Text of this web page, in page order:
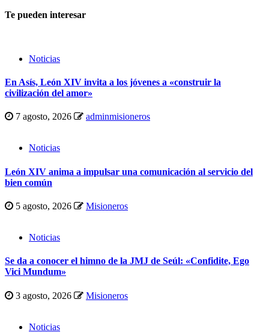
Te pueden interesar
Noticias
En Asís, León XIV invita a los jóvenes a «construir la
civilización del amor»
7 agosto, 2026 adminmisioneros
Noticias
León XIV anima a impulsar una comunicación al servicio del
bien común
5 agosto, 2026 Misioneros
Noticias
Se da a conocer el himno de la JMJ de Seúl: «Confidite, Ego
Vici Mundum»
3 agosto, 2026 Misioneros
Noticias